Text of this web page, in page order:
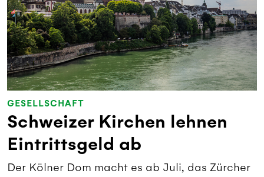
GESELLSCHAFT
Schweizer Kirchen lehnen
Eintrittsgeld ab
Der Kölner Dom macht es ab Juli, das Zürcher